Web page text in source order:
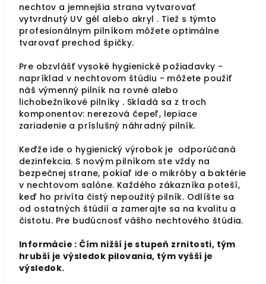
nechtov a jemnejšia strana vytvarovať
vytvrdnutý UV gél alebo akryl . Tiež s týmto
profesionálnym pilníkom môžete optimálne
tvarovať prechod špičky.
Pre obzvlášť vysoké hygienické požiadavky -
napríklad v nechtovom štúdiu - môžete použiť
náš výmenný pilník na rovné alebo
lichobežníkové pilníky . Skladá sa z troch
komponentov: nerezová čepeľ, lepiace
zariadenie a príslušný náhradný pilník.
Keďže ide o hygienický výrobok je odporúčaná
dezinfekcia. S novým pilníkom ste vždy na
bezpečnej strane, pokiaľ ide o mikróby a baktérie
v nechtovom salóne. Každého zákazníka poteší,
keď ho privíta čistý nepoužitý pilník. Odlíšte sa
od ostatných štúdií a zamerajte sa na kvalitu a
čistotu. Pre budúcnosť vášho nechtového štúdia.
Informácie : Čím nižší je stupeň zrnitosti, tým
hrubší je výsledok pilovania, tým vyšší je
výsledok.